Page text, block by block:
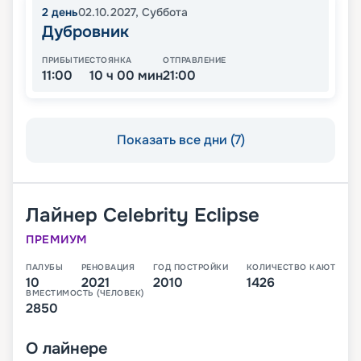
2 день02.10.2027, Суббота
Дубровник
ПРИБЫТИЕ
11:00
СТОЯНКА
10 ч 00 мин
ОТПРАВЛЕНИЕ
21:00
Показать все дни (7)
Лайнер Celebrity Eclipse
ПРЕМИУМ
ПАЛУБЫ
10
РЕНОВАЦИЯ
2021
ГОД ПОСТРОЙКИ
2010
КОЛИЧЕСТВО КАЮТ
1426
ВМЕСТИМОСТЬ (ЧЕЛОВЕК)
2850
О лайнере